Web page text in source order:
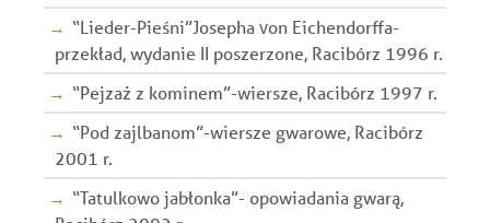
“Lieder-Pieśni”Josepha von Eichendorffa-
przekład, wydanie II poszerzone, Racibórz 1996 r.
“Pejzaż z kominem”-wiersze, Racibórz 1997 r.
“Pod zajlbanom”-wiersze gwarowe, Racibórz
2001 r.
“Tatulkowo jabłonka”- opowiadania gwarą,